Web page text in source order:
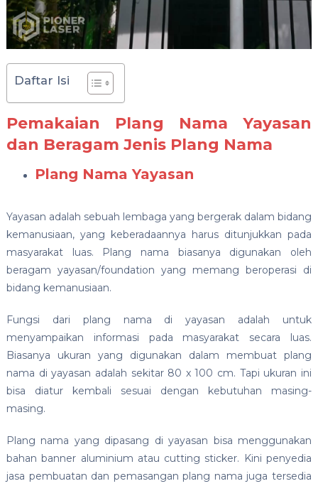
Daftar Isi
Pemakaian Plang Nama Yayasan
dan Beragam Jenis Plang Nama
Plang Nama Yayasan
Yayasan adalah sebuah lembaga yang bergerak dalam bidang
kemanusiaan, yang keberadaannya harus ditunjukkan pada
masyarakat luas. Plang nama biasanya digunakan oleh
beragam yayasan/foundation yang memang beroperasi di
bidang kemanusiaan.
Fungsi dari plang nama di yayasan adalah untuk
menyampaikan informasi pada masyarakat secara luas.
Biasanya ukuran yang digunakan dalam membuat plang
nama di yayasan adalah sekitar 80 x 100 cm. Tapi ukuran ini
bisa diatur kembali sesuai dengan kebutuhan masing-
masing.
Plang nama yang dipasang di yayasan bisa menggunakan
bahan banner aluminium atau cutting sticker. Kini penyedia
jasa pembuatan dan pemasangan plang nama juga tersedia